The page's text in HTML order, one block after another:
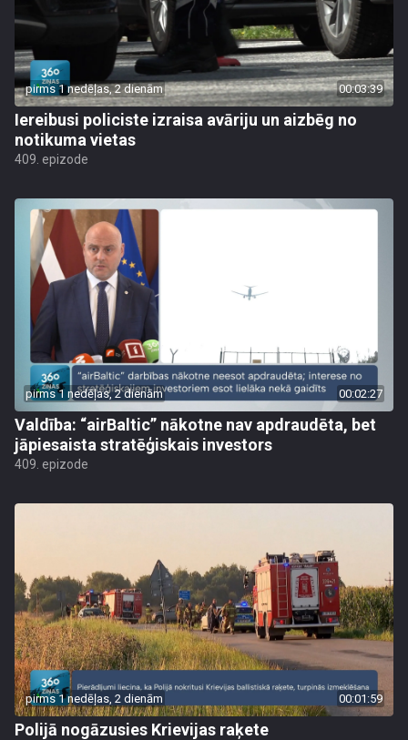
pirms 1 nedēļas, 2 dienām 00:03:39
Iereibusi policiste izraisa avāriju un aizbēg no
notikuma vietas
409. epizode
pirms 1 nedēļas, 2 dienām 00:02:27
Valdība: “airBaltic” nākotne nav apdraudēta, bet
jāpiesaista stratēģiskais investors
409. epizode
pirms 1 nedēļas, 2 dienām 00:01:59
Polijā nogāzusies Krievijas raķete